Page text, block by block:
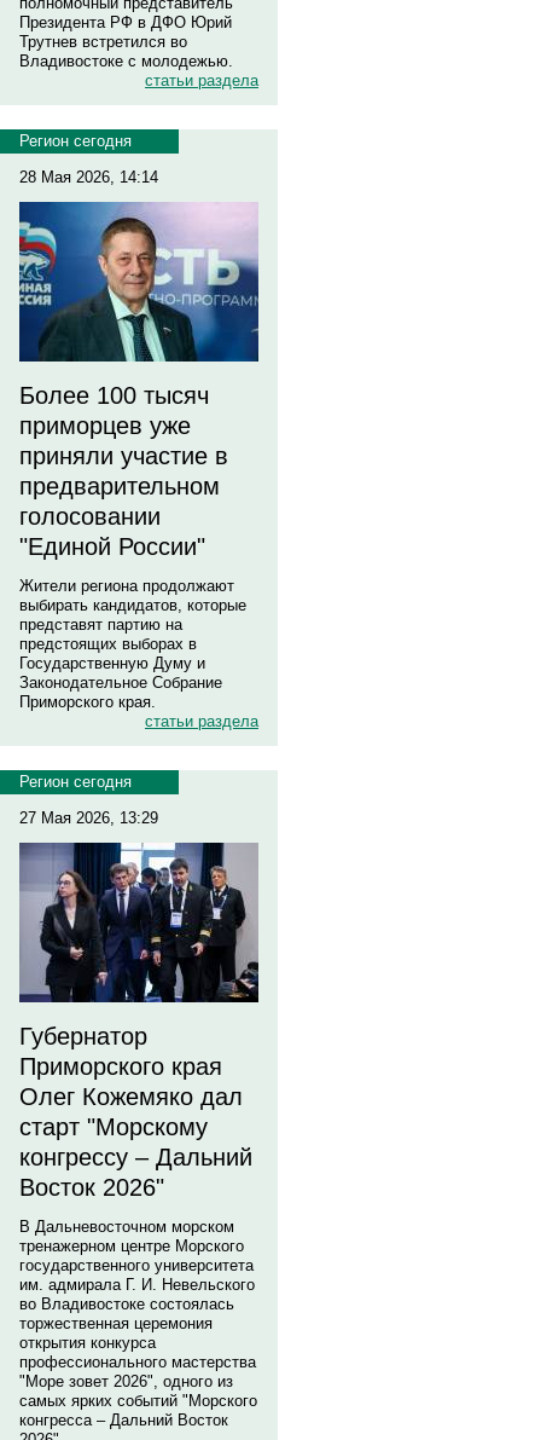
Президента РФ в ДФО Юрий
Трутнев встретился во
Владивостоке с молодежью.
статьи раздела
Регион сегодня
28 Мая 2026, 14:14
Более 100 тысяч
приморцев уже
приняли участие в
предварительном
голосовании
"Единой России"
Жители региона продолжают
выбирать кандидатов, которые
представят партию на
предстоящих выборах в
Государственную Думу и
Законодательное Собрание
Приморского края.
статьи раздела
Регион сегодня
27 Мая 2026, 13:29
Губернатор
Приморского края
Олег Кожемяко дал
старт "Морскому
конгрессу – Дальний
Восток 2026"
В Дальневосточном морском
тренажерном центре Морского
государственного университета
им. адмирала Г. И. Невельского
во Владивостоке состоялась
торжественная церемония
открытия конкурса
профессионального мастерства
"Море зовет 2026", одного из
самых ярких событий "Морского
конгресса – Дальний Восток